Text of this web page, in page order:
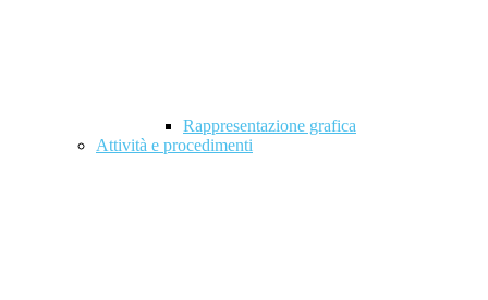
Rappresentazione grafica
Attività e procedimenti